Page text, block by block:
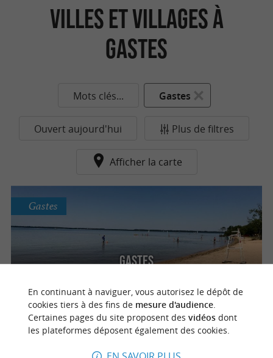
Villes et Villages à
Gastes
Mots clés... Gastes
Ouvert aujourd'hui Plus de filtres
Afficher la carte
Gastes
Gastes
En continuant à naviguer, vous autorisez le dépôt de
cookies tiers à des fins de mesure d'audience.
Certaines pages du site proposent des vidéosdont
les plateformes déposent également des cookies.